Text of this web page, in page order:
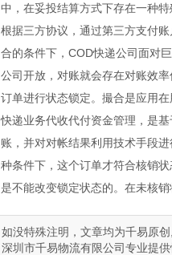
中，在妥投结算方式下存在一种
根据三方协议，通过第三方支付
合的条件下，COD快递公司面对
公司开放，对账就会存在对账效
订单进行状态锁定。撮合是应用
快递业务代收代付资金管理，是
账，并对对帐结果利用技术手段
种条件下，这个订单才符合核销
是不能改变锁定状态的。在未核
如没特殊注明，文章均为千易原
深圳市千易物流有限公司专业提